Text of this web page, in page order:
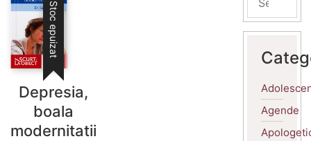
Stoc epuizat
Depresia,
boala
modernitatii
Agende